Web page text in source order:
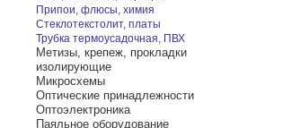
Припои, флюсы, химия
Стеклотекстолит, платы
Трубка термоусадочная, ПВХ
Метизы, крепеж, прокладки
изолирующие
Микросхемы
Оптические принадлежности
Оптоэлектроника
Паяльное оборудование